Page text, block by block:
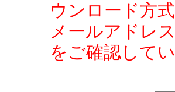
ウンロード方
メールアドレ
をご確認して